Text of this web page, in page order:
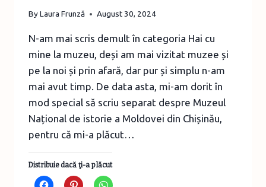
ByLaura Frunză August 30, 2024
N-am mai scris demult în categoria Hai cu
mine la muzeu, deși am mai vizitat muzee și
pe la noi și prin afară, dar pur și simplu n-am
mai avut timp. De data asta, mi-am dorit în
mod special să scriu separat despre Muzeul
Național de istorie a Moldovei din Chișinău,
pentru că mi-a plăcut…
Distribuie dacă ţi-a plăcut